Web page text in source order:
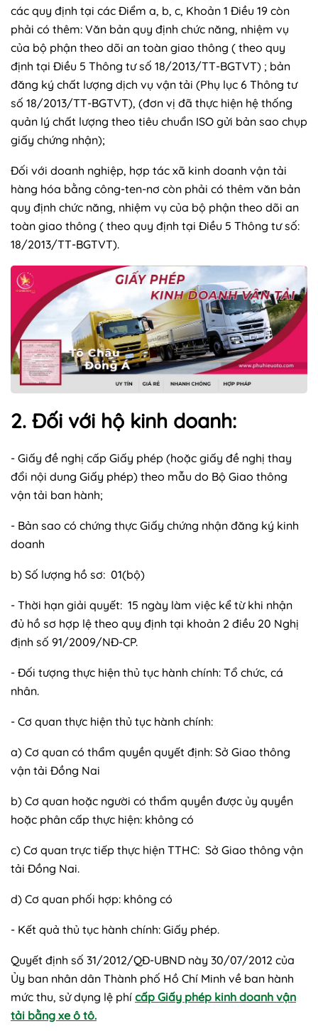
các quy định tại các Điểm a, b, c, Khoản 1 Điều 19 còn
phải có thêm: Văn bản quy định chức năng, nhiệm vụ
của bộ phận theo dõi an toàn giao thông ( theo quy
định tại Điều 5 Thông tư số 18/2013/TT-BGTVT) ; bản
đăng ký chất lượng dịch vụ vận tải (Phụ lục 6 Thông tư
số 18/2013/TT-BGTVT), (đơn vị đã thực hiện hệ thống
quản lý chất lượng theo tiêu chuẩn ISO gửi bản sao chụp
giấy chứng nhận);
Đối với doanh nghiệp, hợp tác xã kinh doanh vận tải
hàng hóa bằng công-ten-nơ còn phải có thêm văn bản
quy định chức năng, nhiệm vụ của bộ phận theo dõi an
toàn giao thông ( theo quy định tại Điều 5 Thông tư số:
18/2013/TT-BGTVT).
2. Đối với hộ kinh doanh:
- Giấy đề nghị cấp Giấy phép (hoặc giấy đề nghị thay
đổi nội dung Giấy phép) theo mẫu do Bộ Giao thông
vận tải ban hành;
- Bản sao có chứng thực Giấy chứng nhận đăng ký kinh
doanh
b) Số lượng hồ sơ: 01(bộ)
- Thời hạn giải quyết: 15 ngày làm việc kể từ khi nhận
đủ hồ sơ hợp lệ theo quy định tại khoản 2 điều 20 Nghị
định số 91/2009/NĐ-CP.
- Đối tượng thực hiện thủ tục hành chính: Tổ chức, cá
nhân.
- Cơ quan thực hiện thủ tục hành chính:
a) Cơ quan có thẩm quyền quyết định: Sở Giao thông
vận tải Đồng Nai
b) Cơ quan hoặc người có thẩm quyền được ủy quyền
hoặc phân cấp thực hiện: không có
c) Cơ quan trực tiếp thực hiện TTHC: Sở Giao thông vận
tải Đồng Nai.
d) Cơ quan phối hợp: không có
- Kết quả thủ tục hành chính: Giấy phép.
Quyết định số 31/2012/QĐ-UBND này 30/07/2012 của
Ủy ban nhân dân Thành phố Hồ Chí Minh về ban hành
mức thu, sử dụng lệ phí cấp Giấy phép kinh doanh vận
tải bằng xe ô tô.